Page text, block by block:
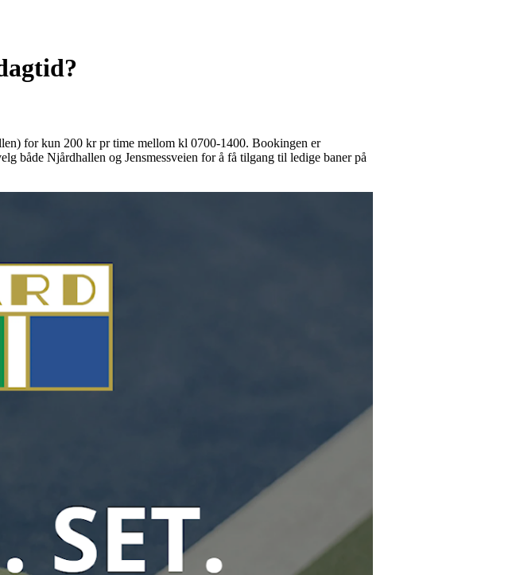
for kun 200 kr pr time mellom kl 0700-1400. Bookingen er
både Njårdhallen og Jensmessveien for å få tilgang til ledige baner på